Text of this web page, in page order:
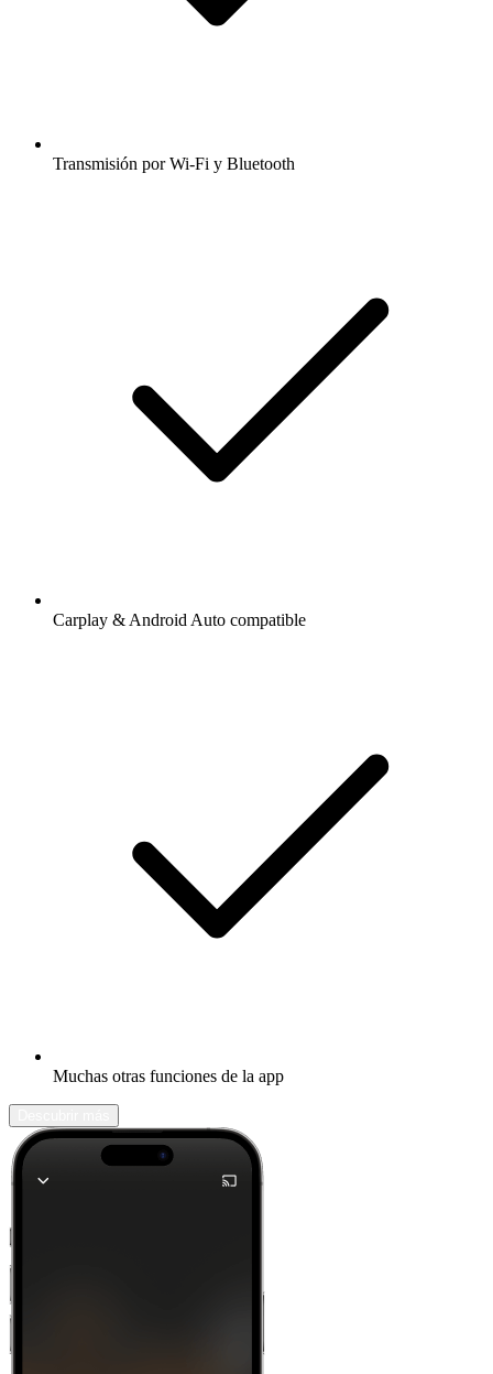
Transmisión por Wi-Fi y Bluetooth
Carplay & Android Auto compatible
Muchas otras funciones de la app